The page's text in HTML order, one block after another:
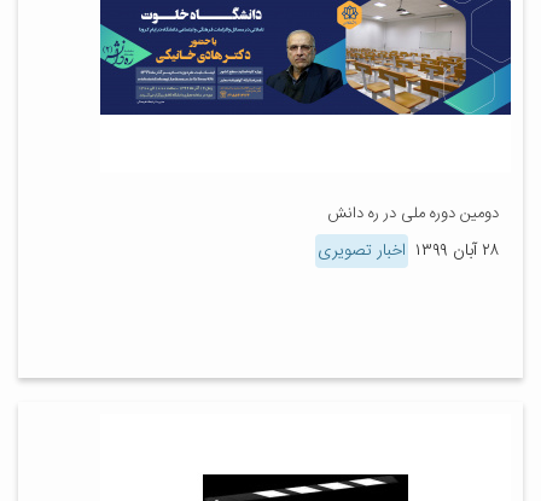
دومین دوره ملی در ره دانش
۲۸ آبان ۱۳۹۹ اخبار تصویری